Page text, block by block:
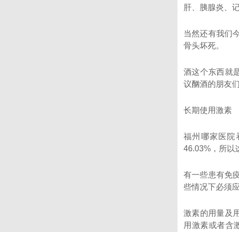
肝、胰腺炎、
当然还有我们
骨头坏死。
酒这个东西就
议酗酒的朋友
长期使用激素
福州哪家医院
46.03%，所以
有一些患有免
些情况下必须
激素的用量及
用激素或者含